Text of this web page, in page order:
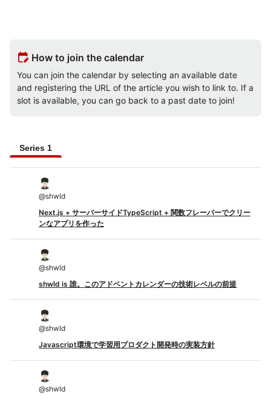
edit_calendar How to join the calendar
You can join the calendar by selecting an available date
and registering the URL of the article you wish to link to. If a
slot is available, you can go back to a past date to join!
Series 1
@shwld
Next.js + サーバーサイドTypeScript + 関数フレーバーでクリー
ンなアプリを作った
@shwld
shwld is 誰。このアドベントカレンダーの技術レベルの前提
@shwld
Javascript環境で学習用プロダクト開発時の実装方針
@shwld